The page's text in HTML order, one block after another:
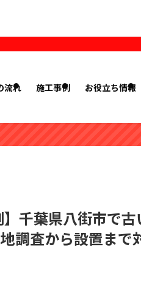
流れ 施工事例 お役立ち情報
千葉県の千葉
】千葉県八街市で
調査から設置まで